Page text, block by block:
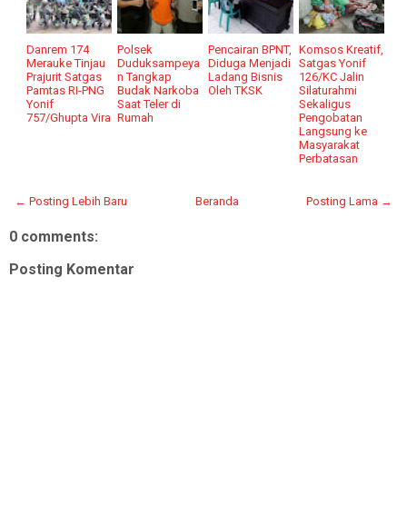
Danrem 174
Merauke Tinjau
Prajurit Satgas
Pamtas RI-PNG
Yonif
757/Ghupta Vira
Polsek
Duduksampeya
n Tangkap
Budak Narkoba
Saat Teler di
Rumah
Pencairan BPNT,
Diduga Menjadi
Ladang Bisnis
Oleh TKSK
Komsos Kreatif,
Satgas Yonif
126/KC Jalin
Silaturahmi
Sekaligus
Pengobatan
Langsung ke
Masyarakat
Perbatasan
← Posting Lebih Baru Posting Lama →
Beranda
0 comments:
Posting Komentar